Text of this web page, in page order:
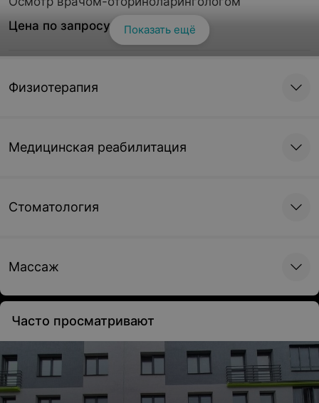
Цена по запросу
Цена по запросу
Осмотр врачом-акушер-гинекологом
Вынесение врачом-специалистом
Показать ещё
Физиотерапия
Медицинская реабилитация
Стоматология
Массаж
Часто просматривают